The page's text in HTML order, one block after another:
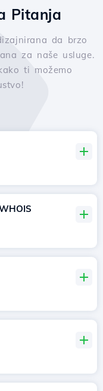
Pitanja
da brzo
za naše usluge.
ti možemo